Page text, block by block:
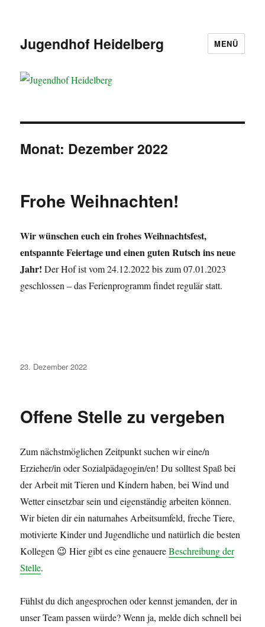
Jugendhof Heidelberg MENÜ
Monat: Dezember 2022
Frohe Weihnachten!
Wir wünschen euch ein frohes Weihnachtsfest,
entspannte Feiertage und einen guten Rutsch ins neue
Jahr! Der Hof ist vom 24.12.2022 bis zum 07.01.2023
geschlossen – das Ferienprogramm findet regulär statt.
Veröffentlicht
23. Dezember 2022
Offene Stelle zu vergeben
Zum nächstmöglichen Zeitpunkt suchen wir eine/n
Erzieher/in oder Sozialpädagogin/en! Du solltest Spaß bei
der Arbeit mit Tieren und Kindern haben, bei Wind und
Wetter einsetzbar sein und eigenständig arbeiten können.
Wir bieten dir ein naturnahes Arbeitsumfeld, freche Tiere,
motivierte Kinder und Jugendliche und natürlich die besten
Kollegen 😉 Hier gibt es eine genauereBeschreibung der
Stelle.
Fühlst du dich angesprochen oder kennst jemanden, der in
unser Team passen würde? Wenn ja, melde dich schnell bei